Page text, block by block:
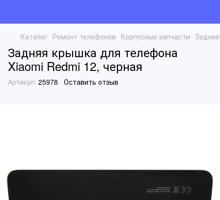
Каталог Ремонт телефонов Корпусные запчасти
Задняя крышка для телефона
Xiaomi Redmi 12, черная
Артикул: 25978 Оставить отзыв